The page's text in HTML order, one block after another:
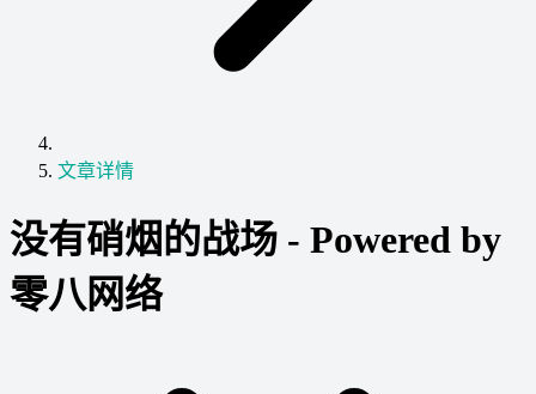
文章详情
没有硝烟的战场 - Powered by
零八网络